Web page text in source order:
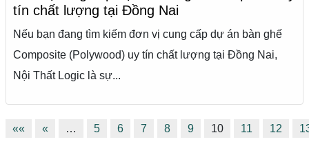
tín chất lượng tại Đồng Nai
Nếu bạn đang tìm kiếm đơn vị cung cấp dự án bàn ghế
Composite (Polywood) uy tín chất lượng tại Đồng Nai,
Nội Thất Logic là sự...
«« « … 5 6 7 8 9 10 11 12